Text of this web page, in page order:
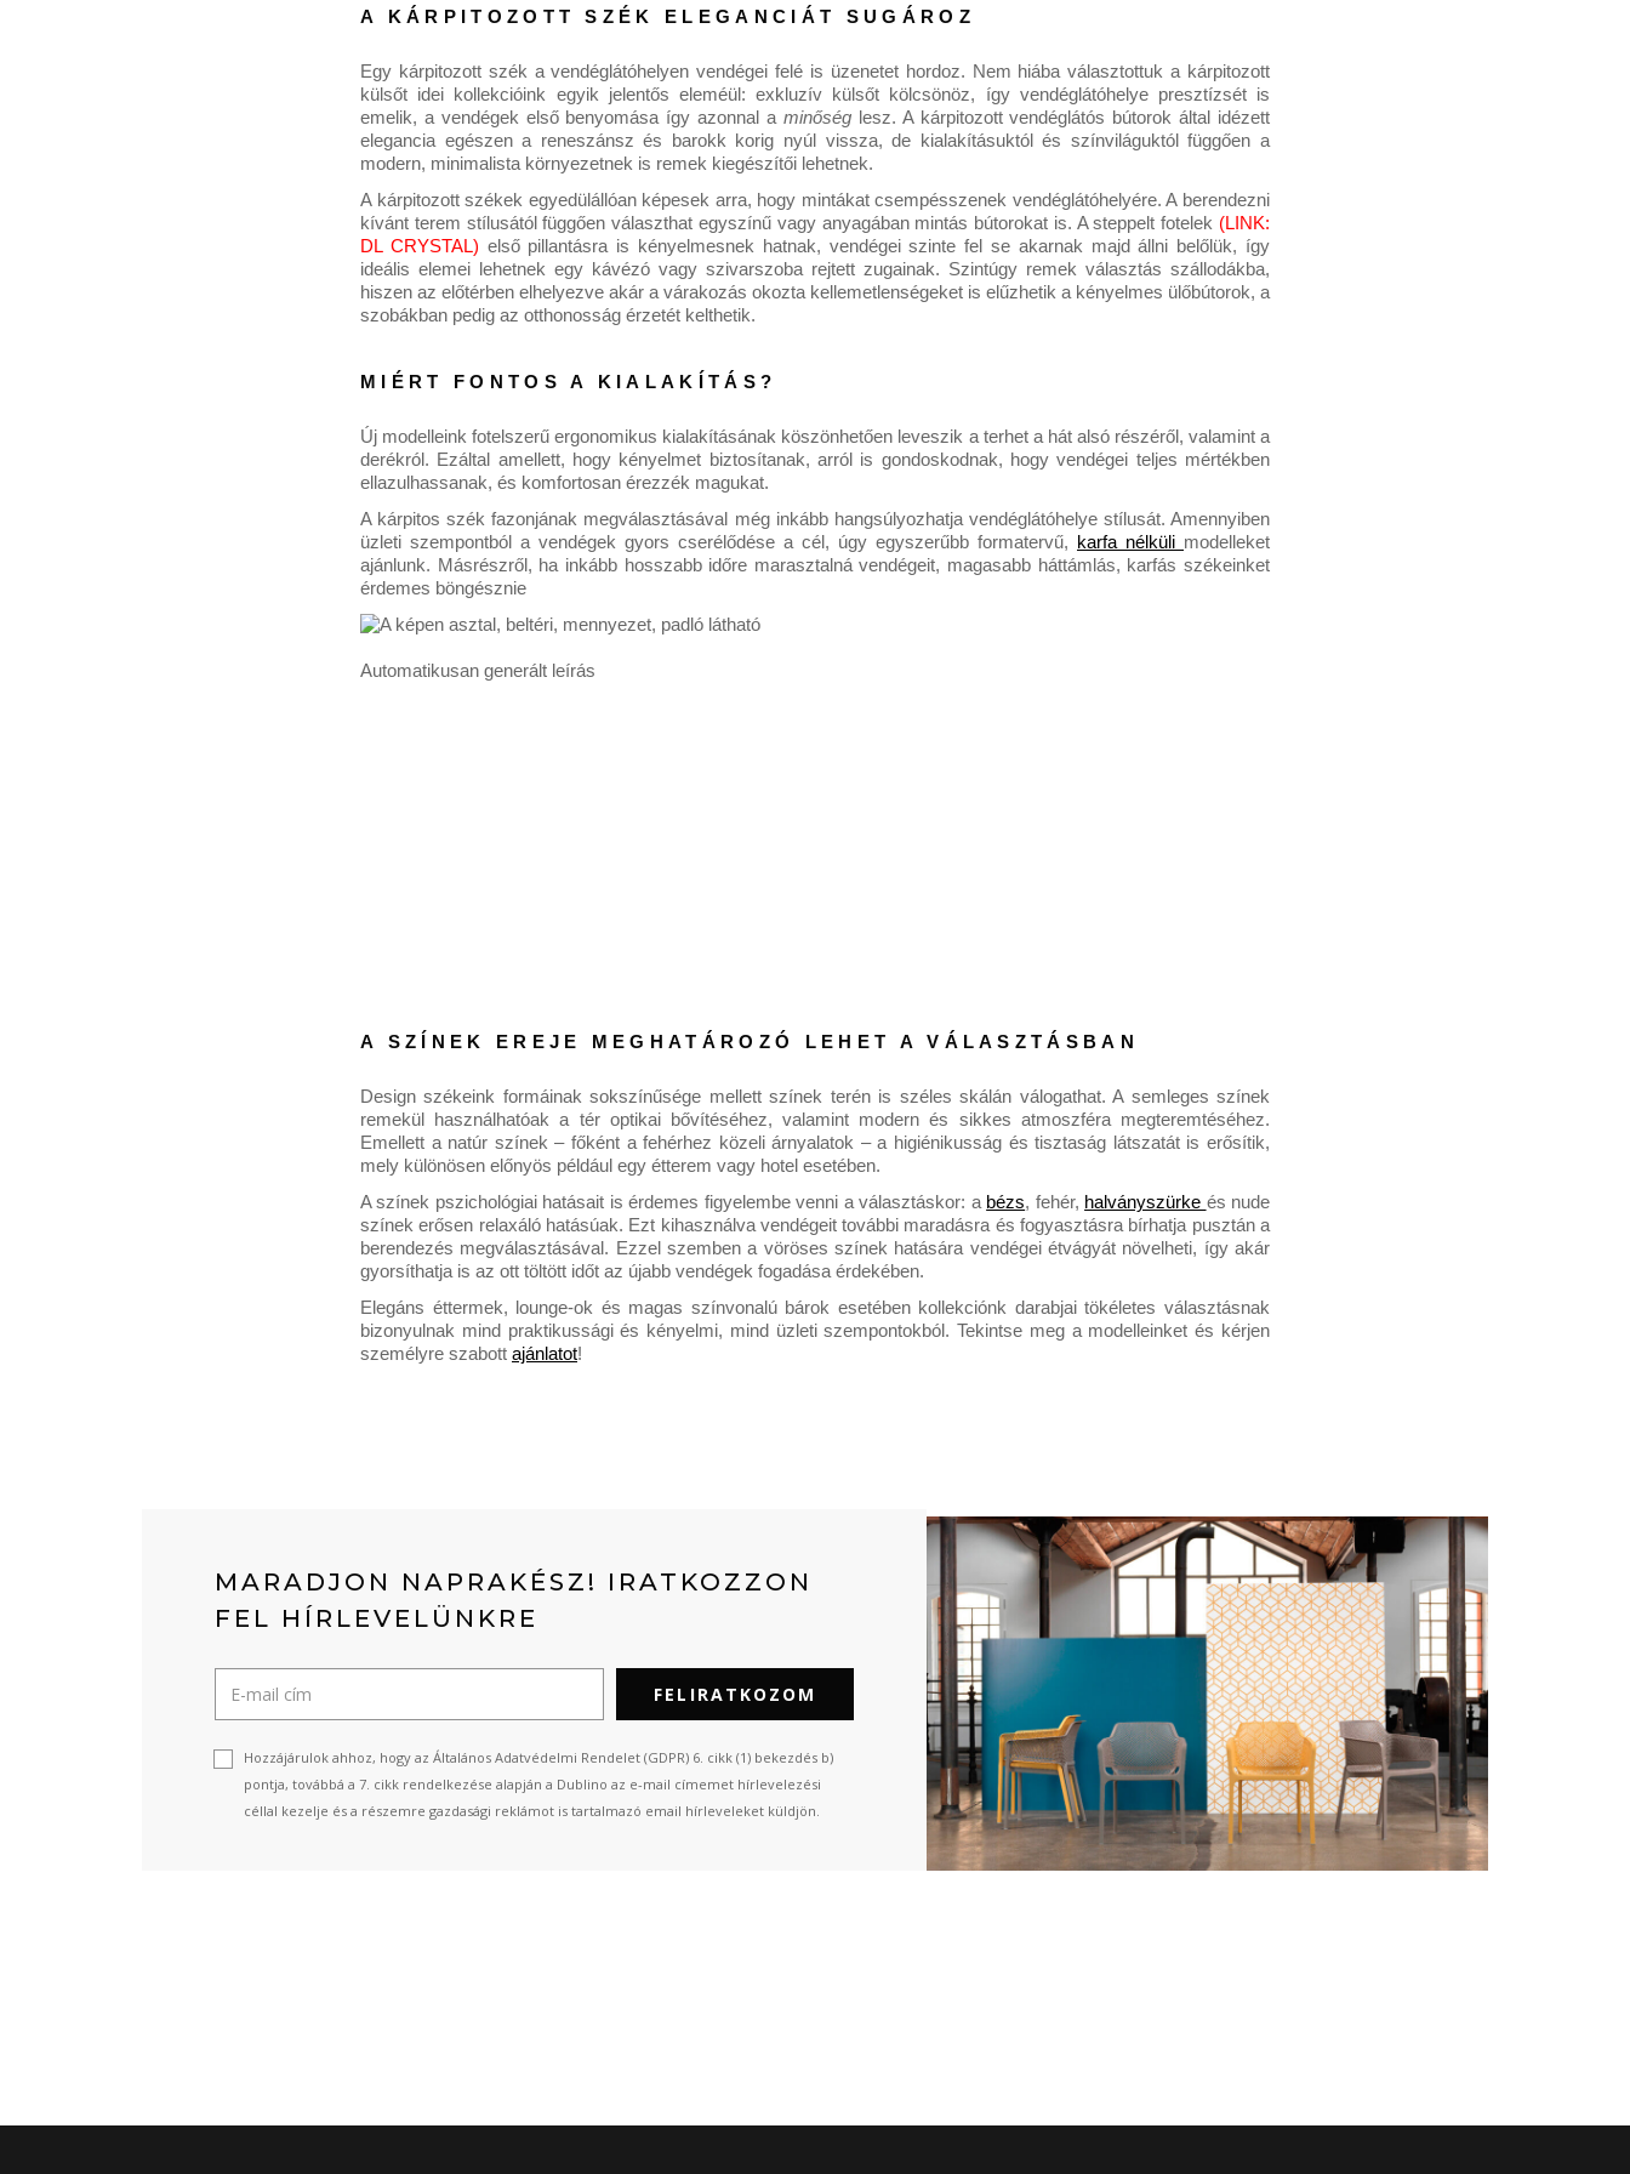
A KÁRPITOZOTT SZÉK ELEGANCIÁT SUGÁROZ
Egy kárpitozott szék a vendéglátóhelyen vendégei felé is üzenetet hordoz. Nem hiába választottuk a kárpitozott
külsőt idei kollekcióink egyik jelentős eleméül: exkluzív külsőt kölcsönöz, így vendéglátóhelye presztízsét is
emelik, a vendégek első benyomása így azonnal a minőség lesz. A kárpitozott vendéglátós bútorok által idézett
elegancia egészen a reneszánsz és barokk korig nyúl vissza, de kialakításuktól és színviláguktól függően a
modern, minimalista környezetnek is remek kiegészítői lehetnek.
A kárpitozott székek egyedülállóan képesek arra, hogy mintákat csempésszenek vendéglátóhelyére. A berendezni
kívánt terem stílusától függően választhat egyszínű vagy anyagában mintás bútorokat is. A steppelt fotelek (LINK:
DL CRYSTAL) első pillantásra is kényelmesnek hatnak, vendégei szinte fel se akarnak majd állni belőlük, így
ideális elemei lehetnek egy kávézó vagy szivarszoba rejtett zugainak. Szintúgy remek választás szállodákba,
hiszen az előtérben elhelyezve akár a várakozás okozta kellemetlenségeket is elűzhetik a kényelmes ülőbútorok, a
szobákban pedig az otthonosság érzetét kelthetik.
MIÉRT FONTOS A KIALAKÍTÁS?
Új modelleink fotelszerű ergonomikus kialakításának köszönhetően leveszik a terhet a hát alsó részéről, valamint a
derékról. Ezáltal amellett, hogy kényelmet biztosítanak, arról is gondoskodnak, hogy vendégei teljes mértékben
ellazulhassanak, és komfortosan érezzék magukat.
A kárpitos szék fazonjának megválasztásával még inkább hangsúlyozhatja vendéglátóhelye stílusát. Amennyiben
üzleti szempontból a vendégek gyors cserélődése a cél, úgy egyszerűbb formatervű,
karfa nélküli modelleket
ajánlunk. Másrészről, ha inkább hosszabb időre marasztalná vendégeit, magasabb háttámlás, karfás székeinket
érdemes böngésznie
A SZÍNEK EREJE MEGHATÁROZÓ LEHET A VÁLASZTÁSBAN
Design székeink formáinak sokszínűsége mellett színek terén is széles skálán válogathat. A semleges színek
remekül használhatóak a tér optikai bővítéséhez, valamint modern és sikkes atmoszféra megteremtéséhez.
Emellett a natúr színek – főként a fehérhez közeli árnyalatok – a higiénikusság és tisztaság látszatát is erősítik,
mely különösen előnyös például egy étterem vagy hotel esetében.
A színek pszichológiai hatásait is érdemes figyelembe venni a választáskor: a bézs, fehér, halványszürke és nude
színek erősen relaxáló hatásúak. Ezt kihasználva vendégeit további maradásra és fogyasztásra bírhatja pusztán a
berendezés megválasztásával. Ezzel szemben a vöröses színek hatására vendégei étvágyát növelheti, így akár
gyorsíthatja is az ott töltött időt az újabb vendégek fogadása érdekében.
Elegáns éttermek, lounge-ok és magas színvonalú bárok esetében kollekciónk darabjai tökéletes választásnak
bizonyulnak mind praktikussági és kényelmi, mind üzleti szempontokból. Tekintse meg a modelleinket és kérjen
személyre szabott ajánlatot!
MARADJON NAPRAKÉSZ! IRATKOZZON
FEL HÍRLEVELÜNKRE
FELIRATKOZOM
Hozzájárulok ahhoz, hogy az Általános Adatvédelmi Rendelet (GDPR) 6. cikk (1) bekezdés b)
pontja, továbbá a 7. cikk rendelkezése alapján a Dublino az e-mail címemet hírlevelezési
céllal kezelje és a részemre gazdasági reklámot is tartalmazó email hírleveleket küldjön.